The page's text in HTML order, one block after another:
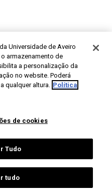
Universidade de Aveiro
armazenamento de
a personalização da
no website. Poderá
qualquer altura. Política
de cookies
Tudo
tudo